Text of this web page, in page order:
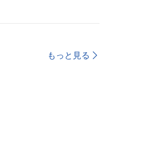
もっと見る